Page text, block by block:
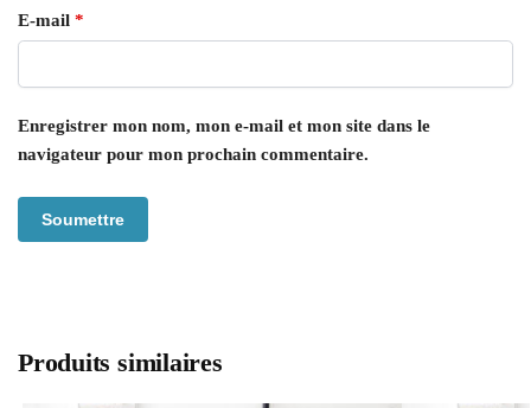
E-mail *
Enregistrer mon nom, mon e-mail et mon site dans le
navigateur pour mon prochain commentaire.
Produits similaires